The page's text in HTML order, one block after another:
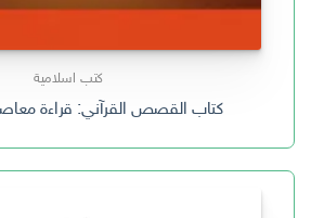
كتب اسلامية
كتاب القصص القرآني: قراءة